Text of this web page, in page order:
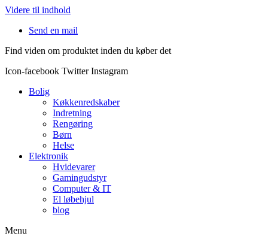
Videre til indhold
Send en mail
Find viden om produktet inden du køber det
Icon-facebook Twitter Instagram
Bolig
Køkkenredskaber
Indretning
Rengøring
Børn
Helse
Elektronik
Hvidevarer
Gamingudstyr
Computer & IT
El løbehjul
blog
Menu